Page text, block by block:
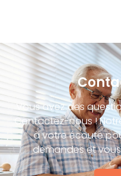
Vous avez des
Contactez-nous !
à votre écoute
demandes et vous